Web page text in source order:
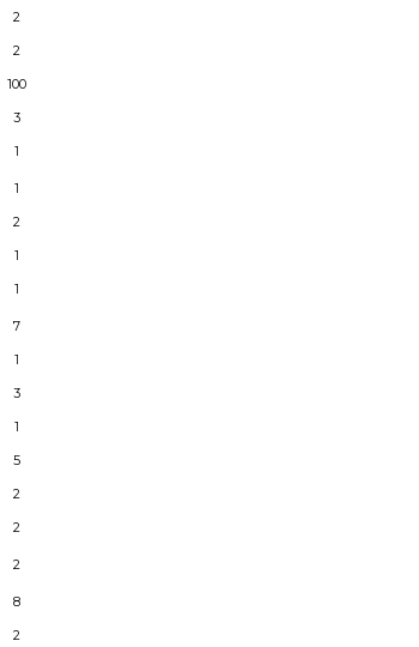
2
2
100
3
1
1
2
1
1
7
1
3
1
5
2
2
2
8
2